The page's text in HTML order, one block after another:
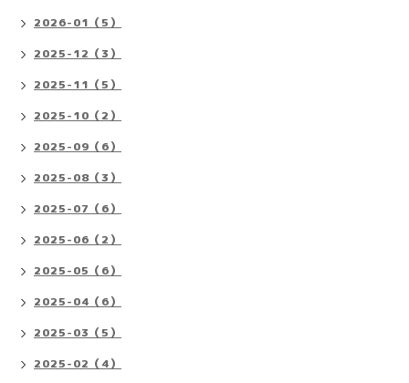
2026-01（5）
2025-12（3）
2025-11（5）
2025-10（2）
2025-09（6）
2025-08（3）
2025-07（6）
2025-06（2）
2025-05（6）
2025-04（6）
2025-03（5）
2025-02（4）